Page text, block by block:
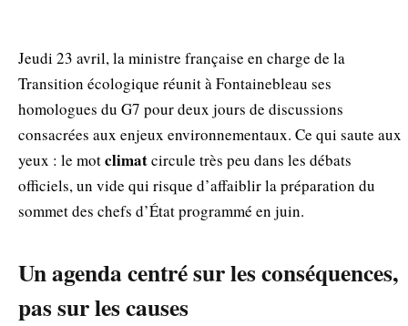
Jeudi 23 avril, la ministre française en charge de la
Transition écologique réunit à Fontainebleau ses
homologues du G7 pour deux jours de discussions
consacrées aux enjeux environnementaux. Ce qui saute aux
yeux : le motclimatcircule très peu dans les débats
officiels, un vide qui risque d’affaiblir la préparation du
sommet des chefs d’État programmé en juin.
Un agenda centré sur les conséquences,
pas sur les causes